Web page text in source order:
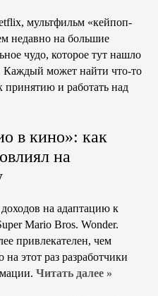
мультфильм «кейпоп-
недавно на большие
чудо, которое тут нашло
Каждый может найти что-то
принятию и работать над
в кино»: как
на
на адаптацию к
Mario Bros. Wonder.
привлекателен, чем
этот раз разработчики
Читать далее »